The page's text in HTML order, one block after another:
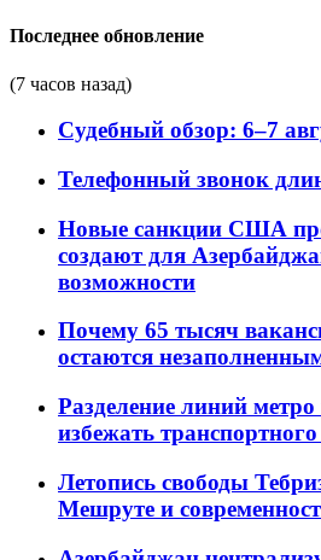
Последнее обновление
(7 часов назад)
Судебный обзор: 6–7
Телефонный звонок
Новые санкции США
создают для
возможности
Почему 65 тысяч
остаются
Разделение линий
избежать
Летопись свободы
Мешруте и